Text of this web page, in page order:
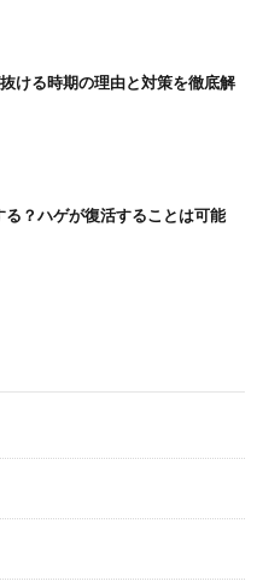
ける時期の理由と対策を徹底解
？ハゲが復活することは可能